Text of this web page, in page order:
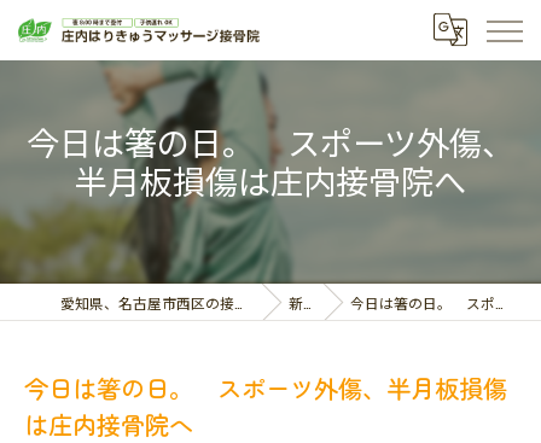
今日は箸の日。 スポーツ外傷、
半月板損傷は庄内接骨院へ
新着情報 今日は箸の日。 スポーツ外傷、半月板損傷は庄内接骨院へ
今日は箸の日。 スポーツ外傷、半月板損傷
は庄内接骨院へ